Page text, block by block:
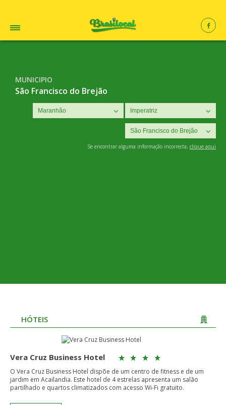
MUNICIPIO
São Francisco do Brejão
Se encontrar alguma informação incorrecta, clique aqui
HÓTEIS
Vera Cruz Business Hotel
O Vera Cruz Business Hotel dispõe de um centro de fitness e de um
jardim em Acailandia. Este hotel de 4 estrelas apresenta um salão
partilhado e quartos climatizados com acesso Wi-Fi gratuito.